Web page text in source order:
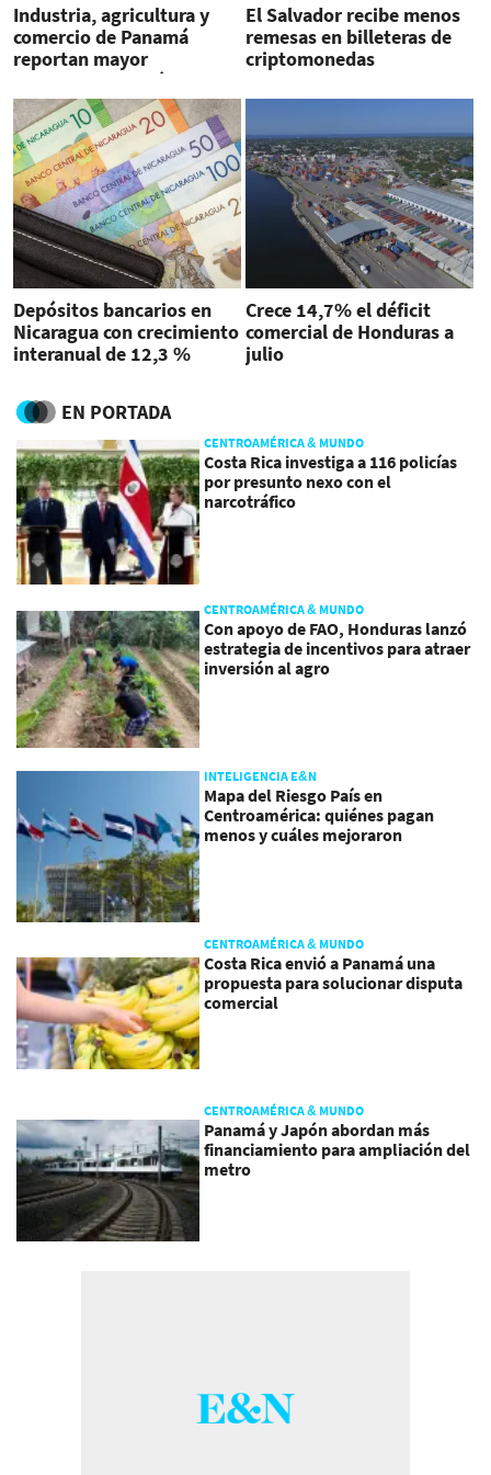
Industria, agricultura y
comercio de Panamá
reportan mayor
dinamismo de créditos
El Salvador recibe menos
remesas en billeteras de
criptomonedas
Depósitos bancarios en
Nicaragua con crecimiento
interanual de 12,3 %
Crece 14,7% el déficit
comercial de Honduras a
julio
EN PORTADA
CENTROAMÉRICA & MUNDO
Costa Rica investiga a 116 policías
por presunto nexo con el
narcotráfico
CENTROAMÉRICA & MUNDO
Con apoyo de FAO, Honduras lanzó
estrategia de incentivos para atraer
inversión al agro
INTELIGENCIA E&N
Mapa del Riesgo País en
Centroamérica: quiénes pagan
menos y cuáles mejoraron
CENTROAMÉRICA & MUNDO
Costa Rica envió a Panamá una
propuesta para solucionar disputa
comercial
CENTROAMÉRICA & MUNDO
Panamá y Japón abordan más
financiamiento para ampliación del
metro